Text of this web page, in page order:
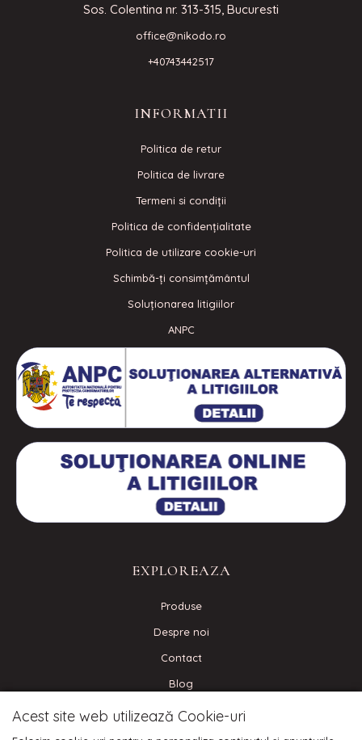
Sos. Colentina nr. 313-315, Bucuresti
office@nikodo.ro
+40743442517
INFORMATII
Politica de retur
Politica de livrare
Termeni si condiţii
Politica de confidenţialitate
Politica de utilizare cookie-uri
Schimbă-ți consimțământul
Soluționarea litigiilor
ANPC
EXPLOREAZA
Produse
Despre noi
Contact
Blog
CONECTEAZA-TE
Acest site web utilizează Cookie-uri